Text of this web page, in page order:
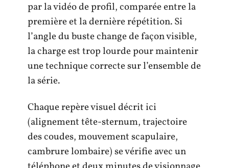
par la vidéo de profil, comparée entre la
première et la dernière répétition. Si
l’angle du buste change de façon visible,
la charge est trop lourde pour maintenir
une technique correcte sur l’ensemble de
la série.
Chaque repère visuel décrit ici
(alignement tête-sternum, trajectoire
des coudes, mouvement scapulaire,
cambrure lombaire) se vérifie avec un